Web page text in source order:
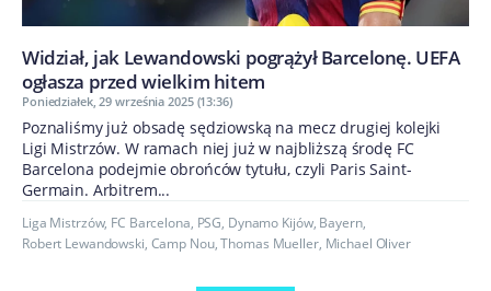
Widział, jak Lewandowski pogrążył Barcelonę. UEFA
ogłasza przed wielkim hitem
Poniedziałek, 29 września 2025 (13:36)
Poznaliśmy już obsadę sędziowską na mecz drugiej kolejki
Ligi Mistrzów. W ramach niej już w najbliższą środę FC
Barcelona podejmie obrońców tytułu, czyli Paris Saint-
Germain. Arbitrem...
Liga Mistrzów, FC Barcelona, PSG, Dynamo Kijów, Bayern,
Robert Lewandowski, Camp Nou,Thomas Mueller, Michael Oliver